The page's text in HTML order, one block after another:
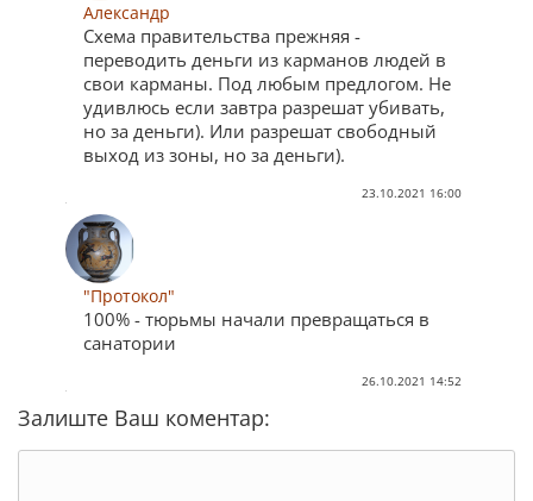
Александр
Схема правительства прежняя -
переводить деньги из карманов людей в
свои карманы. Под любым предлогом. Не
удивлюсь если завтра разрешат убивать,
но за деньги). Или разрешат свободный
выход из зоны, но за деньги).
23.10.2021 16:00
"Протокол"
100% - тюрьмы начали превращаться в
санатории
26.10.2021 14:52
Залиште Ваш коментар: